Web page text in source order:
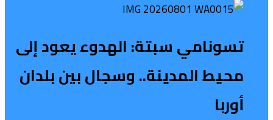
تسونامي سبتة: الهدوء يعود إلى
محيط المدينة.. وسجال بين بلدان
أوربا